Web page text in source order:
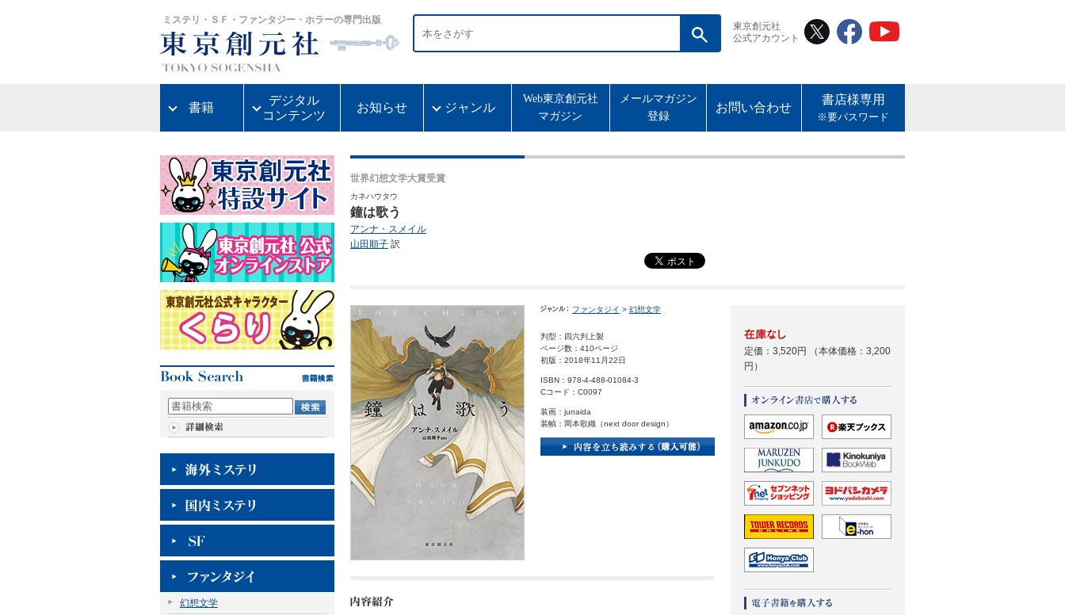
ミステリ・ＳＦ・ファンタジー・ホラーの専門出版
東京創元社
公式アカウント
書籍
デジタル
コンテンツ
お知らせ ジャンル
Web東京創元社
マガジン
メールマガジン
登録
お問い合わせ
書店様専用
※要パスワード
幻想文学
世界幻想文学大賞受賞
カネハウタウ
鐘は歌う
アンナ・スメイル
山田順子 訳
定価：3,520円
（本体価格：3,200
円）
ファンタジイ > 幻想文学
判型：四六判上製
ページ数：410ページ
初版：2018年11月22日
ISBN：978-4-488-01084-3
Cコード：C0097
装画：junaida
装幀：岡本歌織（next door design）